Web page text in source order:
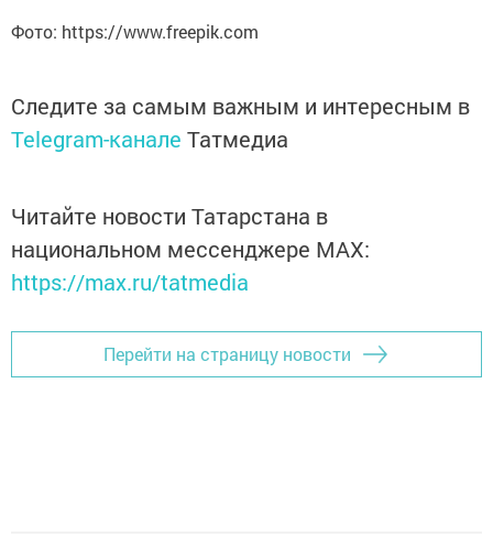
Фото: https://www.freepik.com
Следите за самым важным и интересным в
Telegram-канале Татмедиа
Читайте новости Татарстана в
национальном мессенджере MАХ:
https://max.ru/tatmedia
Перейти на страницу новости